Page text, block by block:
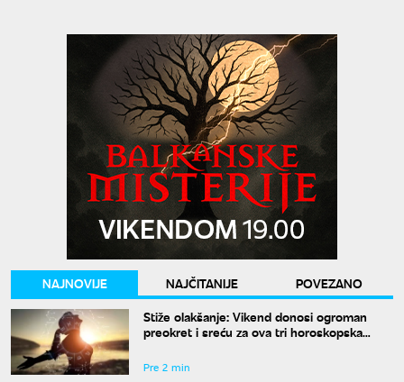
NAJNOVIJE NAJČITANIJE
POVEZANO
Stiže olakšanje: Vikend donosi ogroman
preokret i sreću za ova tri horoskopska
Pre 2 min